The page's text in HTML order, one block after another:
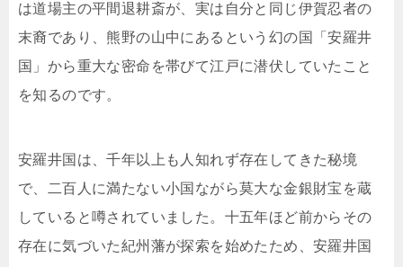
は道場主の平間退耕斎が、実は自分と同じ伊賀忍者の
末裔であり、熊野の山中にあるという幻の国「安羅井
国」から重大な密命を帯びて江戸に潜伏していたこと
を知るのです。
安羅井国は、千年以上も人知れず存在してきた秘境
で、二百人に満たない小国ながら莫大な金銀財宝を蔵
していると噂されていました。十五年ほど前からその
存在に気づいた紀州藩が探索を始めたため、安羅井国